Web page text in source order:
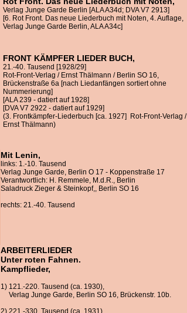
Verlag Junge Garde Berlin [ALA A34d; DVA V7 2913]
[6. Rot Front. Das neue Liederbuch mit Noten, 4. Auflage,
Verlag Junge Garde Berlin, ALA A34c]
FRONT KÄMPFER LIEDER BUCH,
21.-40. Tausend [1928/29]
Rot-Front-Verlag / Ernst Thälmann / Berlin SO 16,
Brückenstraße 6a [nach Liedanfängen sortiert ohne
Nummerierung]
[ALA 239 - datiert auf 1928]
[DVA V7 2922 - datiert auf 1929]
(3. Frontkämpfer-Liederbuch [ca. 1927] Rot-Front-Verlag /
Ernst Thälmann)
Mit Lenin,
links: 1.-10. Tausend
Verlag Junge Garde, Berlin O 17 - Koppenstraße 17
Verantwortlich: H. Remmele, M.d.R., Berlin
Saladruck Zieger & Steinkopf,, Berlin SO 16
rechts: 21.-40. Tausend
ARBEITERLIEDER
Unter roten Fahnen.
Kampflieder,
1) 121.-220. Tausend (ca. 1930),
Verlag Junge Garde, Berlin SO 16, Brückenstr. 10b.
2) 221.-330. Tausend (ca. 1931),